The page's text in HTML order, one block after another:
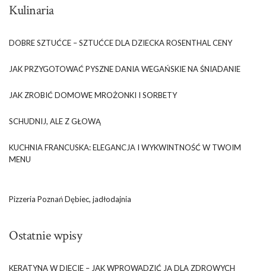
Kulinaria
DOBRE SZTUĆCE – SZTUĆCE DLA DZIECKA ROSENTHAL CENY
JAK PRZYGOTOWAĆ PYSZNE DANIA WEGAŃSKIE NA ŚNIADANIE
JAK ZROBIĆ DOMOWE MROŻONKI I SORBETY
SCHUDNIJ, ALE Z GŁOWĄ
KUCHNIA FRANCUSKA: ELEGANCJA I WYKWINTNOŚĆ W TWOIM
MENU
Pizzeria Poznań Dębiec, jadłodajnia
Ostatnie wpisy
KERATYNA W DIECIE – JAK WPROWADZIĆ JĄ DLA ZDROWYCH